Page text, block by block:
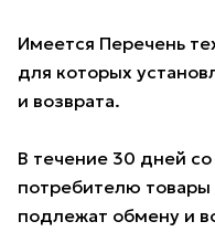
Имеется Перечень
для которых
и возврата.
В течение 30 дней
потребителю
подлежат обмену и